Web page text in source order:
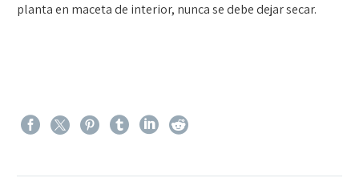
planta en maceta de interior, nunca se debe dejar secar.